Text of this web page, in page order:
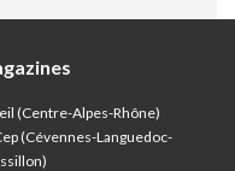
(Centre-Alpes-Rhône)
(Cévennes-Languedoc-